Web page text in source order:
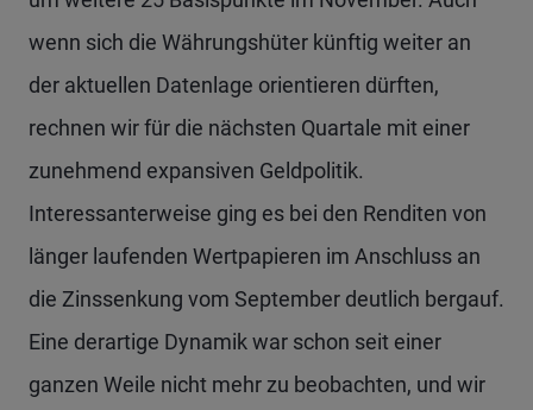
wenn sich die Währungshüter künftig weiter an
der aktuellen Datenlage orientieren dürften,
rechnen wir für die nächsten Quartale mit einer
zunehmend expansiven Geldpolitik.
Interessanterweise ging es bei den Renditen von
länger laufenden Wertpapieren im Anschluss an
die Zinssenkung vom September deutlich bergauf.
Eine derartige Dynamik war schon seit einer
ganzen Weile nicht mehr zu beobachten, und wir